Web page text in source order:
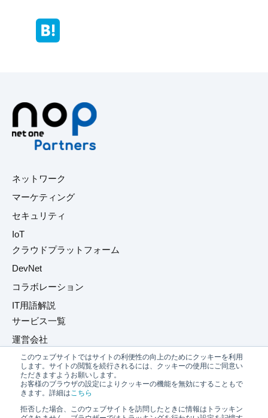
このウェブサイトではサイトの利便性の向上のためにクッキーを利用
します。サイトの閲覧を続行されるには、クッキーの使用にご同意い
ただきますようお願いします。
お客様のブラウザの設定によりクッキーの機能を無効にすることもで
きます。詳細は こちら
拒否した場合、このウェブサイトを訪問したときに情報はトラッキン
ネットワーク
マーケティング
セキュリティ
IoT
クラウドプラットフォーム
DevNet
コラボレーション
IT用語解説
サービス一覧
運営会社
プライバシーポリシー
お問い合わせ